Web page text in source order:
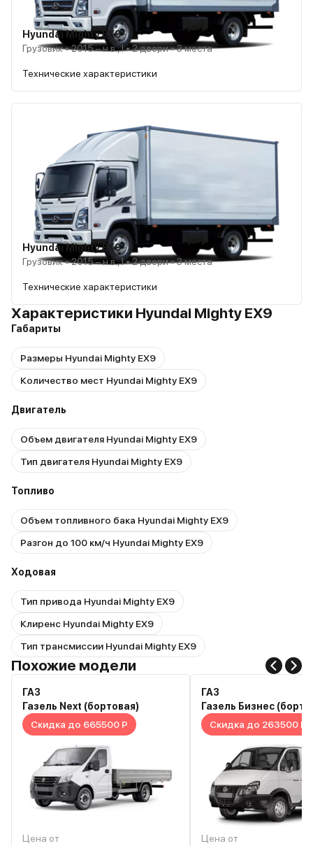
Hyundai Mighty EX9
Грузовик • 2015 – н.в., I • 2 двери • 3 места
Технические характеристики
Hyundai Mighty EX9
Грузовик • 2015 – н.в., I • 2 двери • 3 места
Технические характеристики
Характеристики Hyundai Mighty EX9
Габариты
Размеры Hyundai Mighty EX9
Количество мест Hyundai Mighty EX9
Двигатель
Объем двигателя Hyundai Mighty EX9
Тип двигателя Hyundai Mighty EX9
Топливо
Объем топливного бака Hyundai Mighty EX9
Разгон до 100 км/ч Hyundai Mighty EX9
Ходовая
Тип привода Hyundai Mighty EX9
Клиренс Hyundai Mighty EX9
Тип трансмиссии Hyundai Mighty EX9
Похожие модели
ГАЗ
Газель Next (бортовая)
Скидка до 665500 Р
Цена от
ГАЗ
Газель Бизнес
Скидка до 263500 Р
Цена от